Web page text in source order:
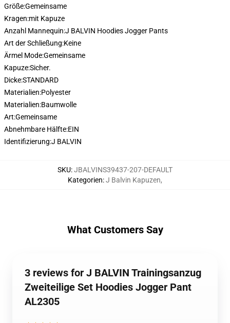
Größe:Gemeinsame
Kragen:mit Kapuze
Anzahl Mannequin:J BALVIN Hoodies Jogger Pants
Art der Schließung:Keine
Ärmel Mode:Gemeinsame
Kapuze:Sicher.
Dicke:STANDARD
Materialien:Polyester
Materialien:Baumwolle
Art:Gemeinsame
Abnehmbare Hälfte:EIN
Identifizierung:J BALVIN
SKU:JBALVINS39437-207-DEFAULT
Kategorien:J Balvin Kapuzen,
What Customers Say
3 reviews for J BALVIN Trainingsanzug
Zweiteilige Set Hoodies Jogger Pant
AL2305